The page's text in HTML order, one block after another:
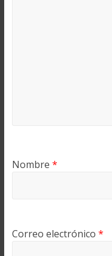
Nombre *
Correo electrónico *